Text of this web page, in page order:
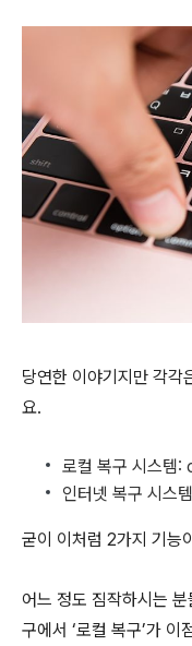
당연한 이야기지만 각각
요.
로컬 복구 시스템:
인터넷 복구 시스
굳이 이처럼 2가지 기능
어느 정도 짐작하시는
구에서 ‘로컬 복구’가